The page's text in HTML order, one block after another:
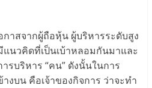
าสจากผู้ถือหุ้น ผู้บริหารระดับสูง
แนวคิดที่เป็นเบ้าหลอมกันมาและ
รบริหาร “คน” ดังนั้นในการ
งบน คือเจ้าของกิจการ ว่าจะทำ